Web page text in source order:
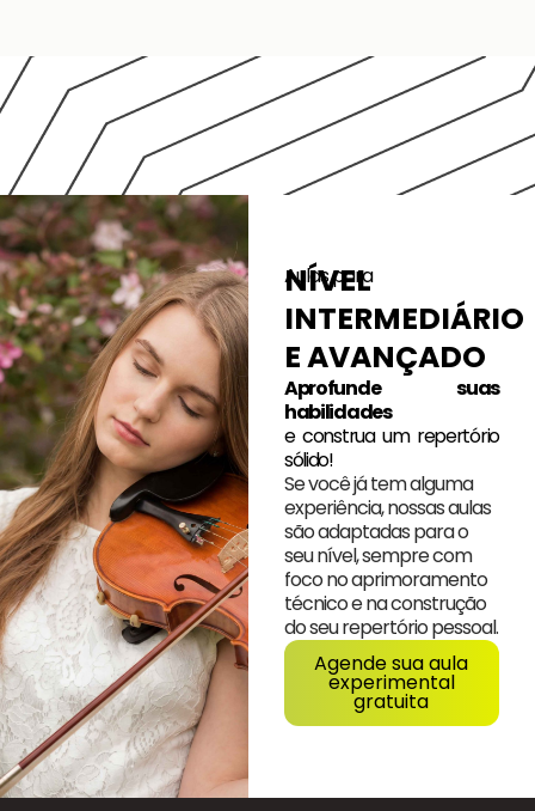
Aulas para
NÍVEL
INTERMEDIÁRIO
E AVANÇADO
Aprofunde suas
habilidades
e construa um repertório
sólido!
Se você já tem alguma
experiência, nossas aulas
são adaptadas para o
seu nível, sempre com
foco no aprimoramento
técnico e na construção
do seu repertório pessoal.
Agende sua aula
experimental
gratuita